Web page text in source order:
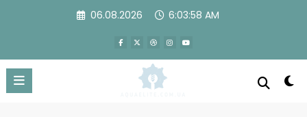
06.08.2026 6:03:59 AM